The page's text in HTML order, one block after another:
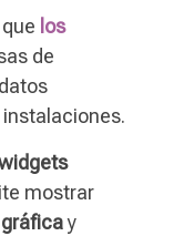
los
de
mostrar
gráficay